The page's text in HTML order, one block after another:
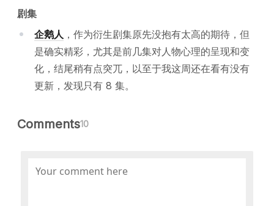
剧集
企鹅人 ，作为衍生剧集原先没抱有太高的期待，但
是确实精彩，尤其是前几集对人物心理的呈现和变
化，结尾稍有点突兀，以至于我这周还在看有没有
更新，发现只有 8 集。
Comments10